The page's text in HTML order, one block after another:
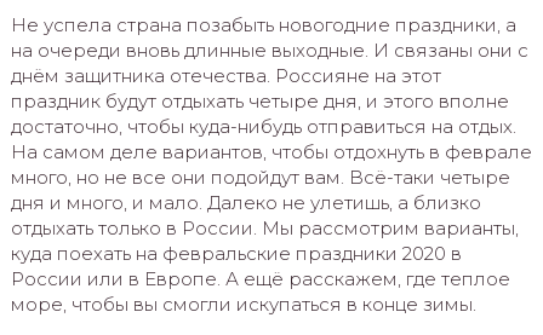
Не успела страна позабыть новогодние праздники, а
на очереди вновь длинные выходные. И связаны они с
днём защитника отечества. Россияне на этот
праздник будут отдыхать четыре дня, и этого вполне
достаточно, чтобы куда-нибудь отправиться на отдых.
На самом деле вариантов, чтобы отдохнуть в феврале
много, но не все они подойдут вам. Всё-таки четыре
дня и много, и мало. Далеко не улетишь, а близко
отдыхать только в России. Мы рассмотрим варианты,
куда поехать на февральские праздники 2020 в
России или в Европе. А ещё расскажем, где теплое
море, чтобы вы смогли искупаться в конце зимы.